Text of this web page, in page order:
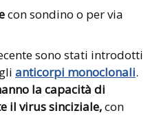
con sondino o per via
sono stati introdotti
anticorpi monoclonali.
la capacità di
il virus sinciziale,con